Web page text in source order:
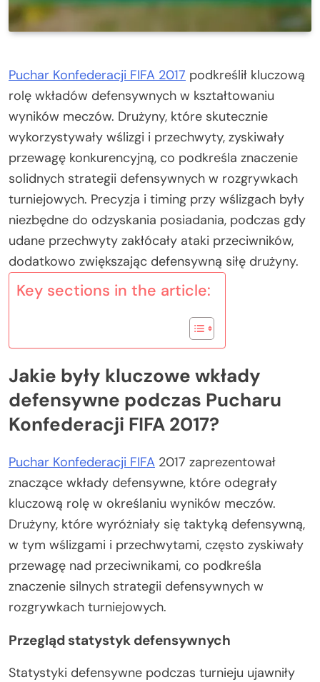
Puchar Konfederacji FIFA 2017 podkreślił kluczową
rolę wkładów defensywnych w kształtowaniu
wyników meczów. Drużyny, które skutecznie
wykorzystywały wślizgi i przechwyty, zyskiwały
przewagę konkurencyjną, co podkreśla znaczenie
solidnych strategii defensywnych w rozgrywkach
turniejowych. Precyzja i timing przy wślizgach były
niezbędne do odzyskania posiadania, podczas gdy
udane przechwyty zakłócały ataki przeciwników,
dodatkowo zwiększając defensywną siłę drużyny.
Key sections in the article:
Jakie były kluczowe wkłady
defensywne podczas Pucharu
Konfederacji FIFA 2017?
Puchar Konfederacji FIFA 2017 zaprezentował
znaczące wkłady defensywne, które odegrały
kluczową rolę w określaniu wyników meczów.
Drużyny, które wyróżniały się taktyką defensywną,
w tym wślizgami i przechwytami, często zyskiwały
przewagę nad przeciwnikami, co podkreśla
znaczenie silnych strategii defensywnych w
rozgrywkach turniejowych.
Przegląd statystyk defensywnych
Statystyki defensywne podczas turnieju ujawniły